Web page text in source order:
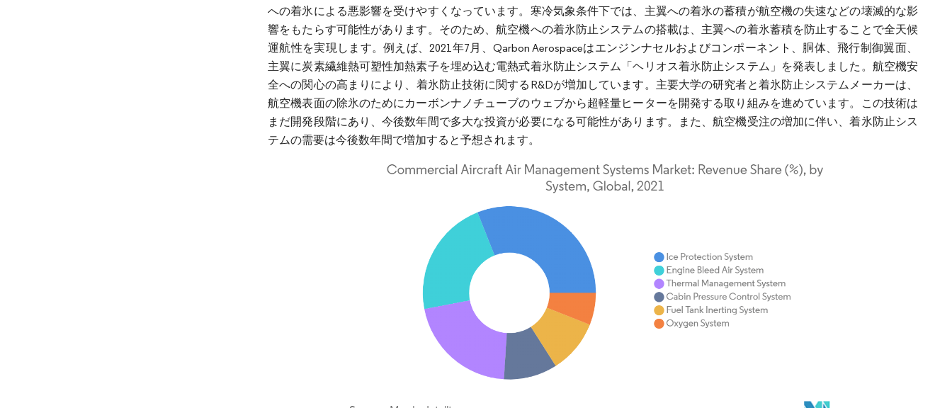
への着氷による悪影響を受けやすくなっています。寒冷気象条件下では、主翼への着氷の蓄積が航空機の失速などの壊滅的な影
響をもたらす可能性があります。そのため、航空機への着氷防止システムの搭載は、主翼への着氷蓄積を防止することで全天候
運航性を実現します。例えば、2021年7月、Qarbon Aerospaceはエンジンナセルおよびコンポーネント、胴体、飛行制御翼面、
主翼に炭素繊維熱可塑性加熱素子を埋め込む電熱式着氷防止システム「ヘリオス着氷防止システム」を発表しました。航空機安
全への関心の高まりにより、着氷防止技術に関するR&Dが増加しています。主要大学の研究者と着氷防止システムメーカーは、
航空機表面の除氷のためにカーボンナノチューブのウェブから超軽量ヒーターを開発する取り組みを進めています。この技術は
まだ開発段階にあり、今後数年間で多大な投資が必要になる可能性があります。また、航空機受注の増加に伴い、着氷防止シス
テムの需要は今後数年間で増加すると予想されます。